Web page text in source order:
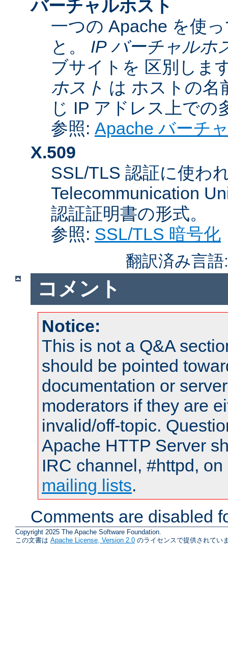
バーチャルホスト
一つの Apache を使
と。 IP バーチャルホ
ブサイトを 区別しま
ホスト は ホストの名
じ IP アドレス上で
参照: Apache バーチ
X.509
SSL/TLS 認証に使わ
Telecommunication
認証証明書の形式。
参照: SSL/TLS 暗号化
翻訳済み言
コメント
Notice:
This is not a Q&A
should be pointed
documentation or
moderators if they are
invalid/off-topic.
Apache HTTP Server
IRC channel, #httpd,
mailing lists.
Comments are disabled
Copyright 2025 The Apache Software Foundation.
この文書は Apache License, Version 2.0 のライセンスで提供されてい